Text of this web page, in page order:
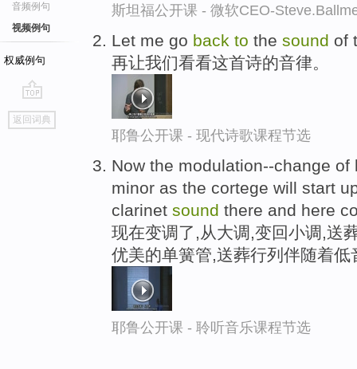
音频例句
视频例句
权威例句
go
top
返回词典
斯坦福公开课 - 微软CEO-
Let me go back to the sound of
再让我们看看这首诗的音律。
耶鲁公开课 - 现代诗歌课程节选
Now the modulation--change
minor as the cortege will start
clarinet sound there and here
现在变调了,从大调,变回小调,送
优美的单簧管,送葬行列伴随着低
耶鲁公开课 - 聆听音乐课程节选